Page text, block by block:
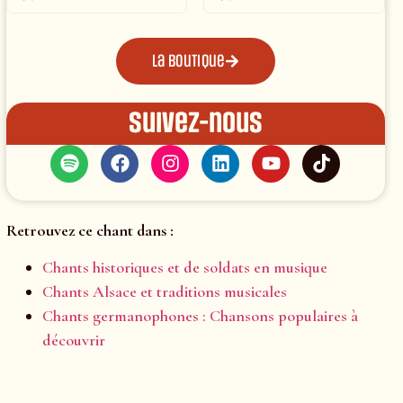
La boutique
Suivez-nous
Retrouvez ce chant dans :
Chants historiques et de soldats en musique
Chants Alsace et traditions musicales
Chants germanophones : Chansons populaires à
découvrir